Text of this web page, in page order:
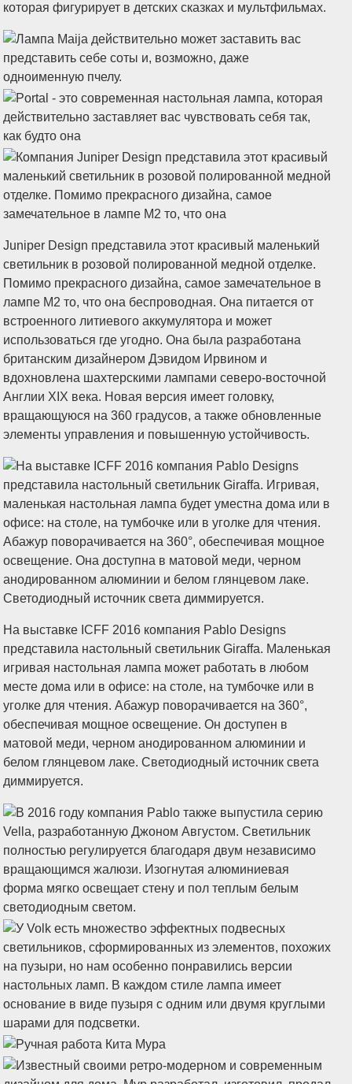
которая фигурирует в детских сказках и мультфильмах.
Juniper Design представила этот красивый маленький
светильник в розовой полированной медной отделке.
Помимо прекрасного дизайна, самое замечательное в
лампе M2 то, что она беспроводная. Она питается от
встроенного литиевого аккумулятора и может
использоваться где угодно. Она была разработана
британским дизайнером Дэвидом Ирвином и
вдохновлена шахтерскими лампами северо-восточной
Англии XIX века. Новая версия имеет головку,
вращающуюся на 360 градусов, а также обновленные
элементы управления и повышенную устойчивость.
На выставке ICFF 2016 компания Pablo Designs
представила настольный светильник Giraffa. Маленькая
игривая настольная лампа может работать в любом
месте дома или в офисе: на столе, на тумбочке или в
уголке для чтения. Абажур поворачивается на 360°,
обеспечивая мощное освещение. Он доступен в
матовой меди, черном анодированном алюминии и
белом глянцевом лаке. Светодиодный источник света
диммируется.